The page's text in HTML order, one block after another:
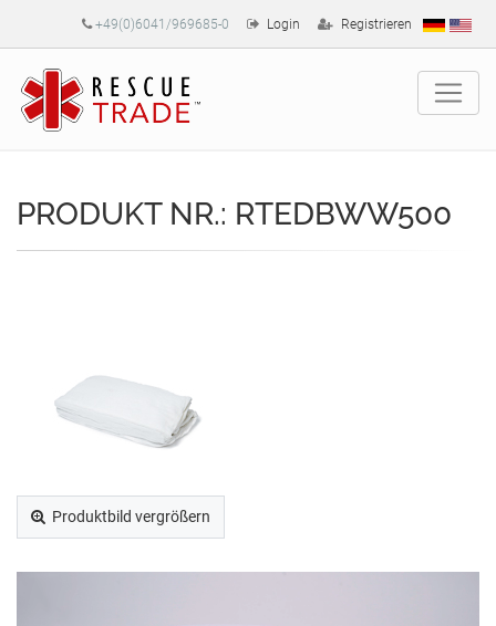
+49(0)6041/969685-0 Login Registrieren
PRODUKT NR.: RTEDBWW500
Produktbild vergrößern